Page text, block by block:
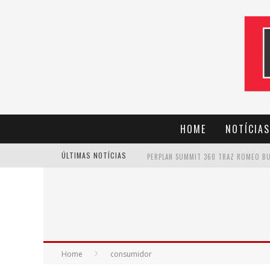
HOME NOTÍCIAS
ÚLTIMAS NOTÍCIAS
Home consumidor